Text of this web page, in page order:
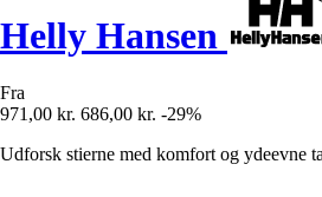
Helly Hansen
Fra
971,00 kr. 686,00 kr. -29%
Udforsk stierne med komfort og ydeevne